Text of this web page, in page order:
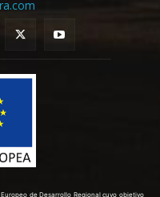
de Desarrollo Regional cuyo objetivo